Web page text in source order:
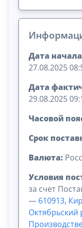
Дата
27.08.2025
Дата
29.08.2025
Часовой
Срок
Валюта:
Условия
за счет
— 610913,
Октябрьский